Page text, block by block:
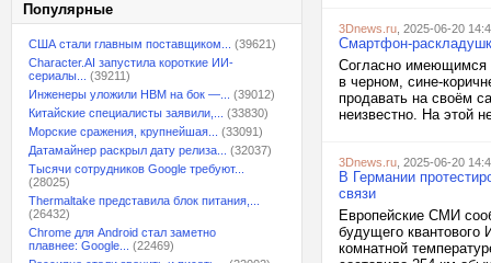
Популярные
США стали главным поставщиком...
(39621)
Character.AI запустила короткие ИИ-
сериалы...
(39211)
Инженеры уложили HBM на бок —...
(39012)
Китайские специалисты заявили,...
(33830)
Морские сражения, крупнейшая...
(33091)
Датамайнер раскрыл дату релиза...
(32037)
Тысячи сотрудников Google требуют...
(28025)
Thermaltake представила блок питания,...
(26432)
Chrome для Android стал заметно
плавнее: Google...
(22469)
3Dnews.ru , 2025-06-20
Смартфон-
Согласно имеющимся
в черном, сине-
продавать на своём
неизвестно. На этой
3Dnews.ru , 2025-06-20
В Германии
связи
Европейские СМИ
будущего квантового
комнатной